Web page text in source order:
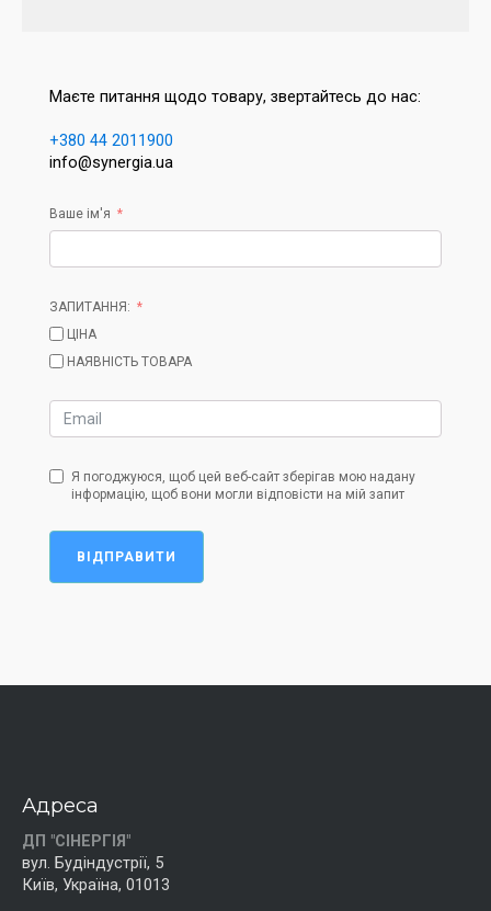
Маєте питання щодо товару, звертайтесь до нас:
+380 44 2011900
info@synergia.ua
Ваше ім'я
ЗАПИТАННЯ:
ЦІНА
НАЯВНІСТЬ ТОВАРА
Я погоджуюся, щоб цей веб-сайт зберігав мою надану
інформацію, щоб вони могли відповісти на мій запит
ВІДПРАВИТИ
Адреса
ДП "СІНЕРГІЯ"
вул. Будіндустрії, 5
Київ, Україна, 01013